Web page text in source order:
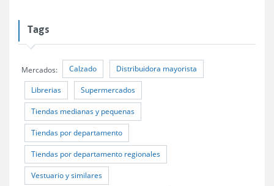
Tags
Mercados: Calzado Distribuidora mayorista
Librerias Supermercados
Tiendas medianas y pequenas
Tiendas por departamento
Tiendas por departamento regionales
Vestuario y similares